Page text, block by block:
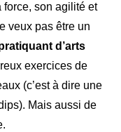
force, son agilité et
veux pas être un
d’arts
exercices de
(c’est à dire une
Mais aussi de